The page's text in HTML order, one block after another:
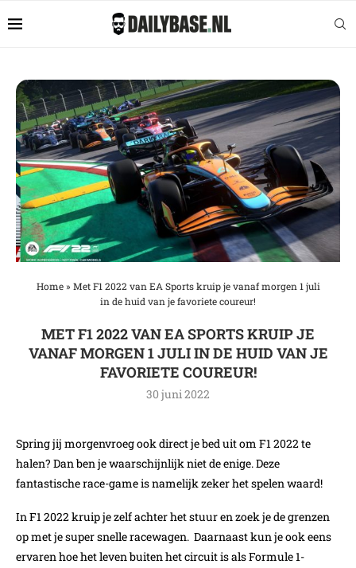
Home» Met F1 2022 van EA Sports kruip je vanaf morgen 1 juli
in de huid van je favoriete coureur!
MET F1 2022 VAN EA SPORTS KRUIP JE
VANAF MORGEN 1 JULI IN DE HUID VAN JE
FAVORIETE COUREUR!
30 juni 2022
Spring jij morgenvroeg ook direct je bed uit om F1 2022 te
halen? Dan ben je waarschijnlijk niet de enige. Deze
fantastische race-game is namelijk zeker het spelen waard!
In F1 2022 kruip je zelf achter het stuur en zoek je de grenzen
op met je super snelle racewagen. Daarnaast kun je ook eens
ervaren hoe het leven buiten het circuit is als Formule 1-